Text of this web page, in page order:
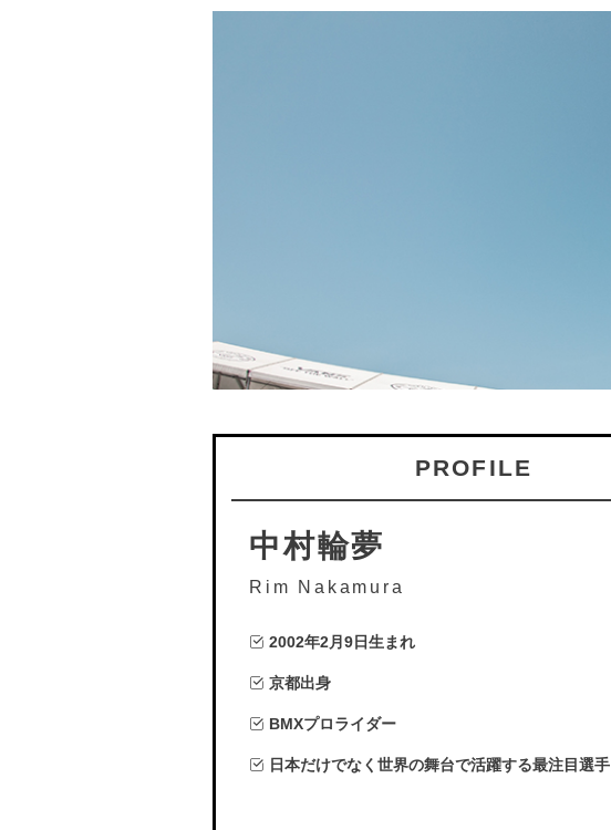
PROFILE
中村輪夢
Rim Nakamura
2002年2月9日生まれ
京都出身
BMXプロライダー
日本だけでなく世界の舞台で活躍する最注目選手